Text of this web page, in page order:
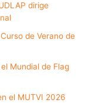
dirige
de Verano de
Mundial de Flag
el MUTVI 2026